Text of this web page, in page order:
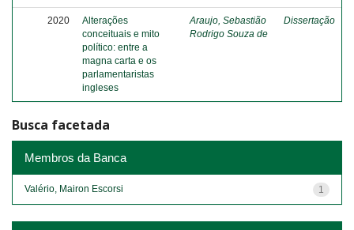
2020
Alterações
conceituais e mito
político: entre a
magna carta e os
parlamentaristas
ingleses
Araujo, Sebastião
Rodrigo Souza de
Dissertação
Busca facetada
Membros da Banca
1
Valério, Mairon Escorsi